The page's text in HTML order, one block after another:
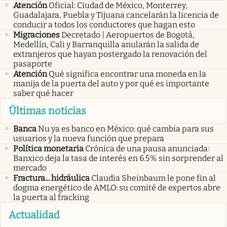
Atención Oficial: Ciudad de México, Monterrey,
Guadalajara, Puebla y Tijuana cancelarán la licencia de
conducir a todos los conductores que hagan esto
MigracionesDecretado | Aeropuertos de Bogotá,
Medellín, Cali y Barranquilla anularán la salida de
extranjeros que hayan postergado la renovación del
pasaporte
Atención Qué significa encontrar una moneda en la
manija de la puerta del auto y por qué es importante
saber qué hacer
Últimas noticias
BancaNu ya es banco en México: qué cambia para sus
usuarios y la nueva función que prepara
Política monetaria Crónica de una pausa anunciada:
Banxico deja la tasa de interés en 6.5% sin sorprender al
mercado
Fractura... hidráulica Claudia Sheinbaum le pone fin al
dogma energético de AMLO: su comité de expertos abre
la puerta al fracking
Actualidad